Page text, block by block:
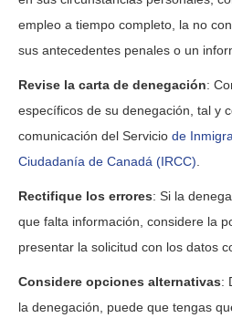
empleo a tiempo completo, la no
sus antecedentes penales o un
Revise la carta de denegación:
específicos de su denegación, tal y
comunicación del Servicio de
Ciudadanía de Canadá (IRCC)
Rectifique los errores: Si la
que falta información, considere la
presentar la solicitud con los datos
Considere opciones alternativas:
la denegación, puede que tengas